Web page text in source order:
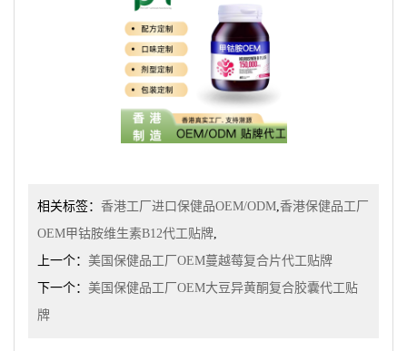
相关标签： 香港工厂进口保健品OEM/ODM 香港保健品工厂
OEM甲钴胺维生素B12代工贴牌
上一个： 美国保健品工厂OEM蔓越莓复合片代工贴牌
下一个： 美国保健品工厂OEM大豆异黄酮复合胶囊代工贴
牌